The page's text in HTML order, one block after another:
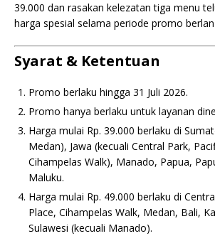
39.000 dan rasakan kelezatan tiga menu
harga spesial selama periode promo
Syarat & Ketentuan
Promo berlaku hingga 31 Juli 2026.
Promo hanya berlaku untuk layanan
Harga mulai Rp. 39.000 berlaku di
Medan), Jawa (kecuali Central Park,
Cihampelas Walk), Manado, Papua,
Maluku.
Harga mulai Rp. 49.000 berlaku di
Place, Cihampelas Walk, Medan, Bali,
Sulawesi (kecuali Manado).